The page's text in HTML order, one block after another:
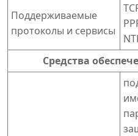
Поддерживаемые
протоколы и сервисы
Средства